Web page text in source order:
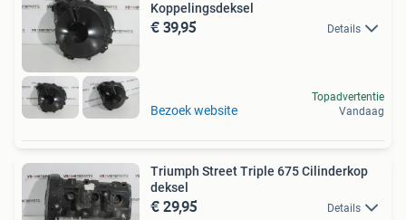
Koppelingsdeksel
€ 39,95 Details
Bezoek website
Topadvertentie
Vandaag
Triumph Street Triple 675 Cilinderkop
deksel
€ 29,95 Details